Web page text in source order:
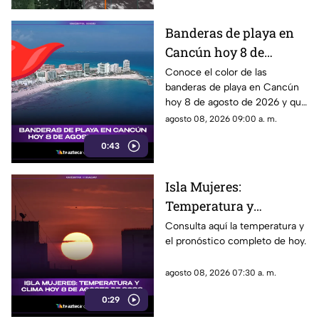
0:43
Banderas de playa en
Cancún hoy 8 de
agosto: ¿qué color
ondea y qué significa?
Conoce el color de las
banderas de playa en Cancún
hoy 8 de agosto de 2026 y qué
significa para los visitantes.
agosto 08, 2026 09:00 a. m.
0:29
Isla Mujeres:
Temperatura y
pronóstico del clima
para hoy, 8 de agosto de
Consulta aquí la temperatura y
el pronóstico completo de hoy.
agosto 08, 2026 07:30 a. m.